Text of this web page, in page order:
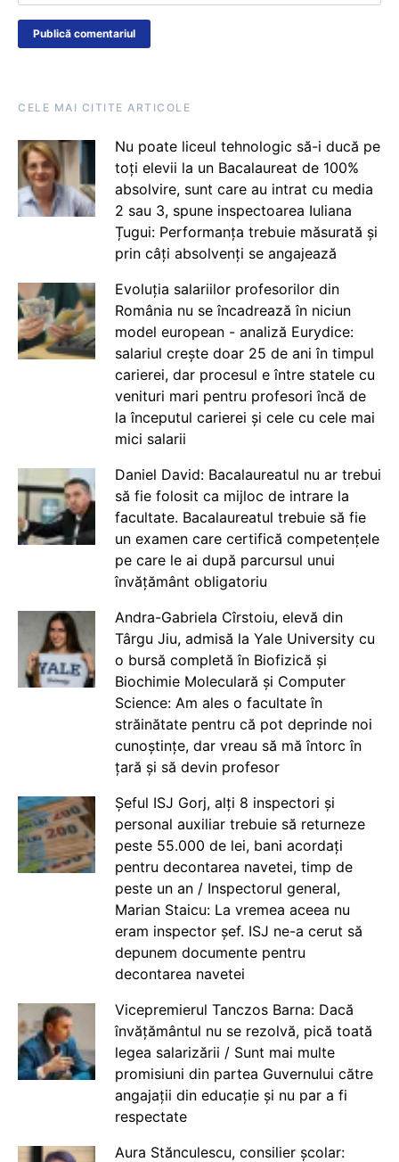
CELE MAI CITITE ARTICOLE
Nu poate liceul tehnologic să-i ducă pe
toți elevii la un Bacalaureat de 100%
absolvire, sunt care au intrat cu media
2 sau 3, spune inspectoarea Iuliana
Țugui: Performanța trebuie măsurată și
prin câți absolvenți se angajează
Evoluția salariilor profesorilor din
România nu se încadrează în niciun
model european - analiză Eurydice:
salariul crește doar 25 de ani în timpul
carierei, dar procesul e între statele cu
venituri mari pentru profesori încă de
la începutul carierei și cele cu cele mai
mici salarii
Daniel David: Bacalaureatul nu ar trebui
să fie folosit ca mijloc de intrare la
facultate. Bacalaureatul trebuie să fie
un examen care certifică competențele
pe care le ai după parcursul unui
învățământ obligatoriu
Andra-Gabriela Cîrstoiu, elevă din
Târgu Jiu, admisă la Yale University cu
o bursă completă în Biofizică și
Biochimie Moleculară și Computer
Science: Am ales o facultate în
străinătate pentru că pot deprinde noi
cunoștințe, dar vreau să mă întorc în
țară și să devin profesor
Șeful ISJ Gorj, alți 8 inspectori și
personal auxiliar trebuie să returneze
peste 55.000 de lei, bani acordați
pentru decontarea navetei, timp de
peste un an / Inspectorul general,
Marian Staicu: La vremea aceea nu
eram inspector șef. ISJ ne-a cerut să
depunem documente pentru
decontarea navetei
Vicepremierul Tanczos Barna: Dacă
învățământul nu se rezolvă, pică toată
legea salarizării / Sunt mai multe
promisiuni din partea Guvernului către
angajații din educație și nu par a fi
respectate
Aura Stănculescu, consilier școlar: